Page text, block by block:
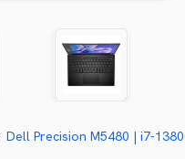
Dell Precision M5480 | i7-